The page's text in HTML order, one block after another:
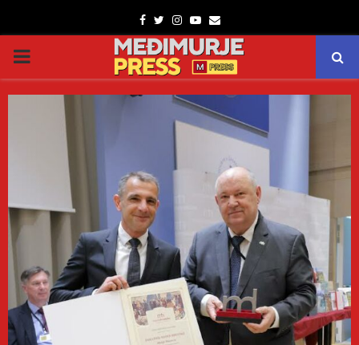
Facebook
TwitterInstagram
Youtube
Email
PRIMARY
MENU